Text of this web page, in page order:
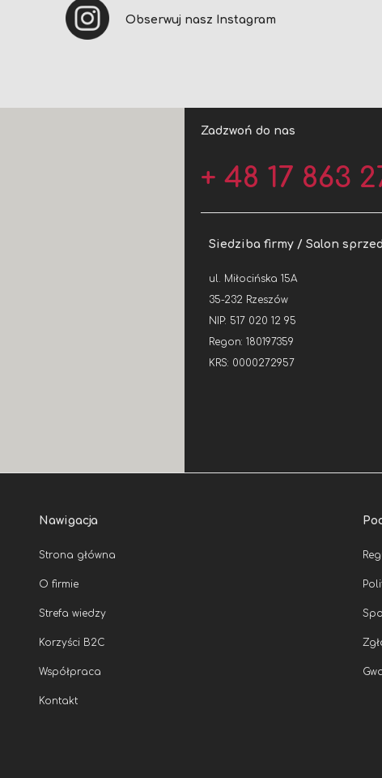
Obserwuj nasz Instagram
Zadzwoń do nas
+ 48 17 863
Siedziba firmy / Salon
ul. Miłocińska 15A
35-232 Rzeszów
NIP: 517 020 12 95
Regon: 180197359
KRS: 0000272957
Nawigacja
Strona główna
O firmie
Strefa wiedzy
Korzyści B2C
Współpraca
Kontakt